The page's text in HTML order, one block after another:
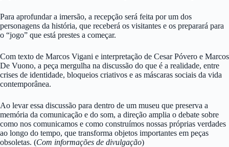
Para aprofundar a imersão, a recepção será feita por um dos
personagens da história, que receberá os visitantes e os preparará para
o “jogo” que está prestes a começar.
Com texto de Marcos Vigani e interpretação de Cesar Póvero e Marcos
De Vuono, a peça mergulha na discussão do que é a realidade, entre
crises de identidade, bloqueios criativos e as máscaras sociais da vida
contemporânea.
Ao levar essa discussão para dentro de um museu que preserva a
memória da comunicação e do som, a direção amplia o debate sobre
como nos comunicamos e como construímos nossas próprias verdades
ao longo do tempo, que transforma objetos importantes em peças
obsoletas. (Com informações de divulgação)